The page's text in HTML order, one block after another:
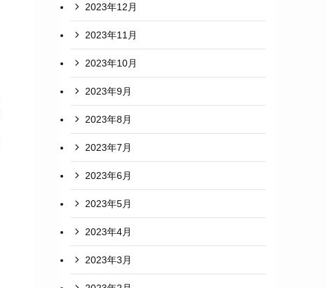
2023年12月
2023年11月
2023年10月
2023年9月
2023年8月
2023年7月
2023年6月
2023年5月
2023年4月
2023年3月